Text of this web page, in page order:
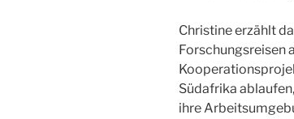
Christine erzählt
Forschungsreisen
Südafrika
ihre